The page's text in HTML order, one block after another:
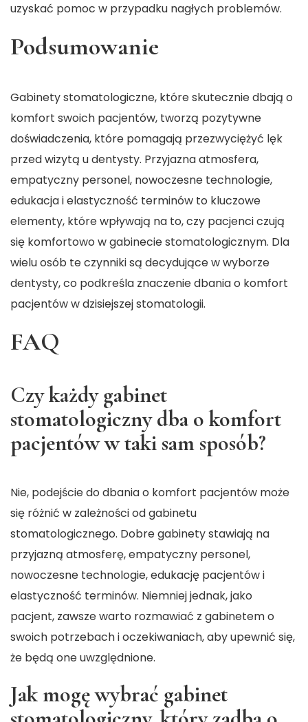
uzyskać pomoc w przypadku nagłych problemów.
Podsumowanie
Gabinety stomatologiczne, które skutecznie dbają o
komfort swoich pacjentów, tworzą pozytywne
doświadczenia, które pomagają przezwyciężyć lęk
przed wizytą u dentysty. Przyjazna atmosfera,
empatyczny personel, nowoczesne technologie,
edukacja i elastyczność terminów to kluczowe
elementy, które wpływają na to, czy pacjenci czują
się komfortowo w gabinecie stomatologicznym. Dla
wielu osób te czynniki są decydujące w wyborze
dentysty, co podkreśla znaczenie dbania o komfort
pacjentów w dzisiejszej stomatologii.
FAQ
Czy każdy gabinet
stomatologiczny dba o komfort
pacjentów w taki sam sposób?
Nie, podejście do dbania o komfort pacjentów może
się różnić w zależności od gabinetu
stomatologicznego. Dobre gabinety stawiają na
przyjazną atmosferę, empatyczny personel,
nowoczesne technologie, edukację pacjentów i
elastyczność terminów. Niemniej jednak, jako
pacjent, zawsze warto rozmawiać z gabinetem o
swoich potrzebach i oczekiwaniach, aby upewnić się,
że będą one uwzględnione.
Jak mogę wybrać gabinet